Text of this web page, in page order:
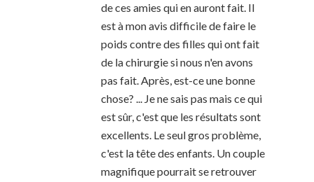
de ces amies qui en auront fait. Il
est à mon avis difficile de faire le
poids contre des filles qui ont fait
de la chirurgie si nous n'en avons
pas fait. Après, est-ce une bonne
chose? ... Je ne sais pas mais ce qui
est sûr, c'est que les résultats sont
excellents. Le seul gros problème,
c'est la tête des enfants. Un couple
magnifique pourrait se retrouver